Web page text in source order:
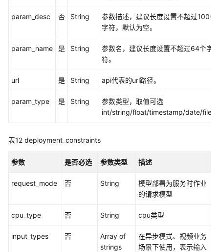
param_desc 否 String
参数描述，建议长度设置不超过100个
字符，默认为空。
param_name 是 String
参数名，建议长度设置不超过64个字
符。
url 是 String api代表的url路径。
param_type 是 String
参数类型，取值可选
int/string/float/timestamp/date/file。
表12 deployment_constraints
参数 是否必选 参数类型 描述
request_mode 否 String
模型部署为服务时作业
的请求模型
cpu_type 否 String cpu类型
input_types 否
Array of
strings
在异步模式、视频业务
场景下使用，表示输入